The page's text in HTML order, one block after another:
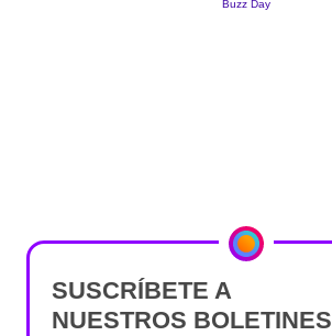
SUSCRÍBETE A
NUESTROS BOLETINES